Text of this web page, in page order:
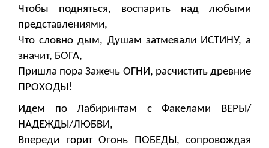
Чтобы подняться, воспарить над любыми
представлениями,
Что словно дым, Душам затмевали ИСТИНУ, а
значит, БОГА,
Пришла пора Зажечь ОГНИ, расчистить древние
ПРОХОДЫ!
Идем по Лабиринтам с Факелами ВЕРЫ/
НАДЕЖДЫ/ЛЮБВИ,
Впереди горит Огонь ПОБЕДЫ, сопровождая